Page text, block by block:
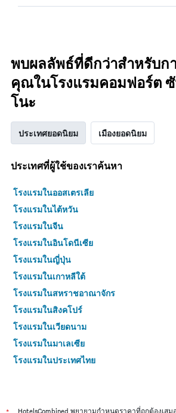
พบผลลัพธ์ที่ดีกว่าสำหรับก
คุณในโรงแรมคอมฟอร์ต
โนะ
ประเทศยอดนิยม เมืองยอดนิยม
ประเทศที่ผู้ใช้ของเราค้นหา
โรงแรมในออสเตรเลีย
โรงแรมในไต้หวัน
โรงแรมในจีน
โรงแรมในอินโดนีเซีย
โรงแรมในญี่ปุ่น
โรงแรมในเกาหลีใต้
โรงแรมในสหราชอาณาจักร
โรงแรมในสิงคโปร์
โรงแรมในเวียดนาม
โรงแรมในมาเลเซีย
โรงแรมในประเทศไทย
HotelsCombined พยายามกำหนดราคาที่ถูกต้องเสม